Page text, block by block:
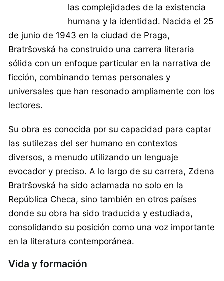
las complejidades de la existencia
humana y la identidad. Nacida el 25
de junio de 1943 en la ciudad de Praga,
Bratršovská ha construido una carrera literaria
sólida con un enfoque particular en la narrativa de
ficción, combinando temas personales y
universales que han resonado ampliamente con los
lectores.
Su obra es conocida por su capacidad para captar
las sutilezas del ser humano en contextos
diversos, a menudo utilizando un lenguaje
evocador y preciso. A lo largo de su carrera, Zdena
Bratršovská ha sido aclamada no solo en la
República Checa, sino también en otros países
donde su obra ha sido traducida y estudiada,
consolidando su posición como una voz importante
en la literatura contemporánea.
Vida y formación